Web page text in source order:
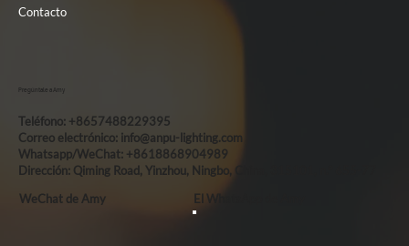
Pregúntale a Amy
Teléfono: +8657488229395
Correo electrónico: info@anpu-lighting.com
Whatsapp/WeChat: +8618868904989
Dirección: Qiming Road, Yinzhou, Ningbo, China, 315101, n.° 655-77
WeChat de Amy
El WhatsApp de Amy
Contacto